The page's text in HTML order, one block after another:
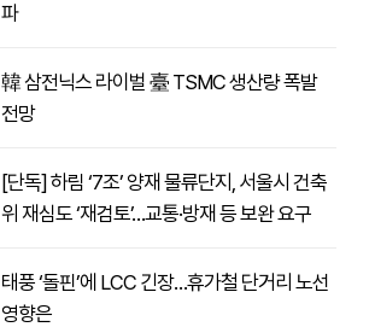
파
韓 삼전닉스 라이벌 臺 TSMC 생산량 폭발
전망
[단독] 하림 ‘7조’ 양재 물류단지, 서울시 건축
위 재심도 ‘재검토’…교통·방재 등 보완 요구
태풍 ‘돌핀’에 LCC 긴장…휴가철 단거리 노선
영향은